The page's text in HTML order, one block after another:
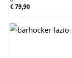
€ 79,90